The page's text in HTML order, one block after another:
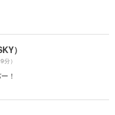
）
分）
！